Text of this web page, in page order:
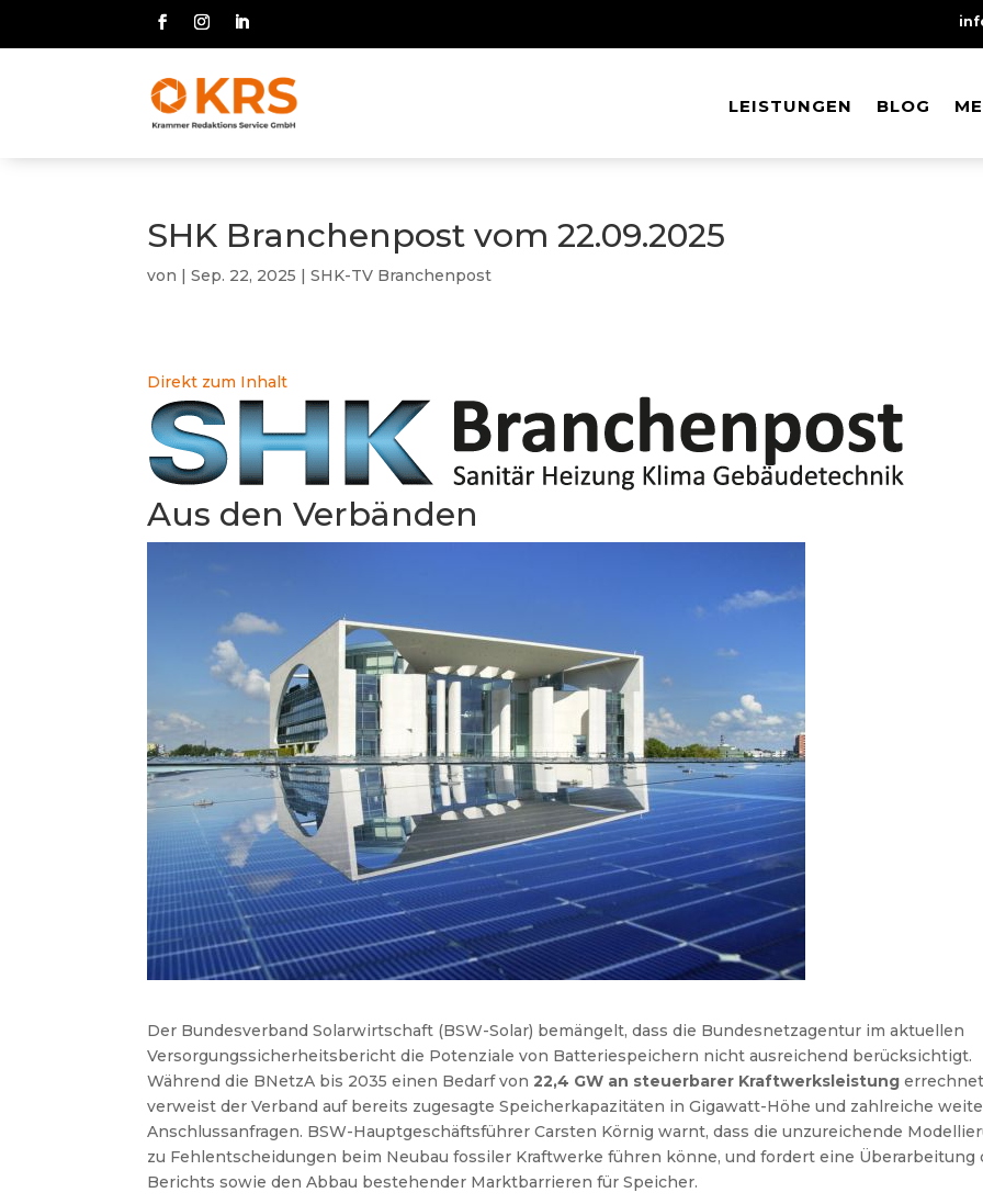
LEISTUNGEN BLOG
LEISTUNGEN BLOG
SHK Branchenpost vom 22.09.2025
von |Sep. 22, 2025 |SHK-TV Branchenpost
Direkt zum Inhalt
Aus den Verbänden
Der Bundesverband Solarwirtschaft (BSW-Solar) bemängelt, dass die Bundesnetzagentur im aktuellen
Versorgungssicherheitsbericht die Potenziale von Batteriespeichern nicht ausreichend berücksichtigt.
Während die BNetzA bis 2035 einen Bedarf von22,4 GW an steuerbarer Kraftwerksleistung
verweist der Verband auf bereits zugesagte Speicherkapazitäten in Gigawatt-Höhe und zahlreiche
Anschlussanfragen. BSW-Hauptgeschäftsführer Carsten Körnig warnt, dass die unzureichende
zu Fehlentscheidungen beim Neubau fossiler Kraftwerke führen könne, und fordert eine Überarbeitung
Berichts sowie den Abbau bestehender Marktbarrieren für Speicher.